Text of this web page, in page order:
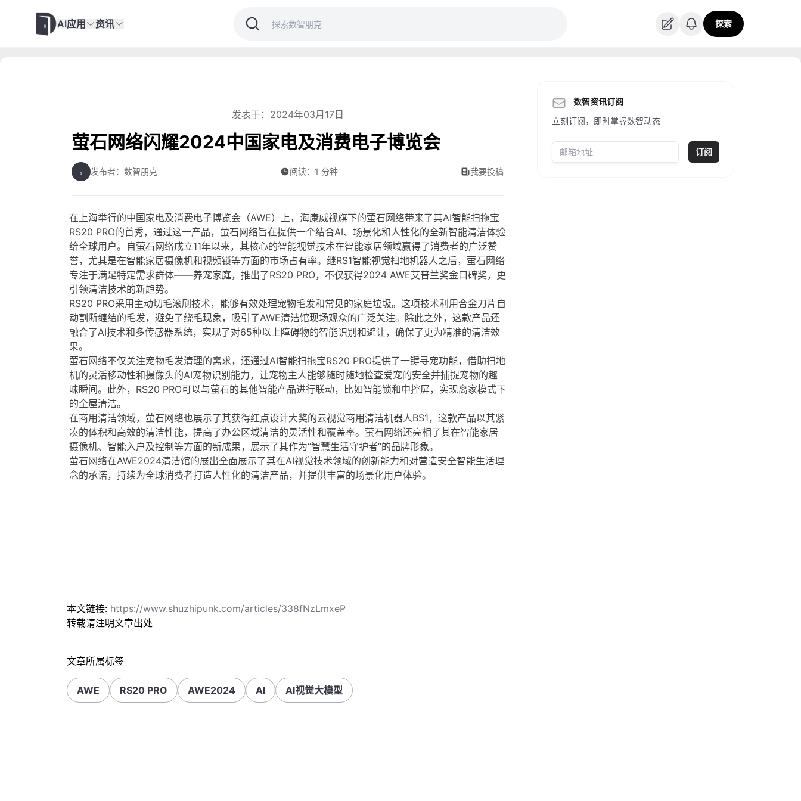
AI应用 资讯 探索
发表于：2024年03月17日
萤石网络闪耀2024中国家电及消费电子博览会
发布者：数智朋克 阅读：1 分钟 我要投稿
在上海举行的中国家电及消费电子博览会（AWE）上，海康威视旗下的萤石网络带来了其AI智能扫拖宝
RS20 PRO的首秀，通过这一产品，萤石网络旨在提供一个结合AI、场景化和人性化的全新智能清洁体验
给全球用户。自萤石网络成立11年以来，其核心的智能视觉技术在智能家居领域赢得了消费者的广泛赞
誉，尤其是在智能家居摄像机和视频锁等方面的市场占有率。继RS1智能视觉扫地机器人之后，萤石网络
专注于满足特定需求群体——养宠家庭，推出了RS20 PRO，不仅获得2024 AWE艾普兰奖金口碑奖，更
引领清洁技术的新趋势。
RS20 PRO采用主动切毛滚刷技术，能够有效处理宠物毛发和常见的家庭垃圾。这项技术利用合金刀片自
动割断缠结的毛发，避免了绕毛现象，吸引了AWE清洁馆现场观众的广泛关注。除此之外，这款产品还
融合了AI技术和多传感器系统，实现了对65种以上障碍物的智能识别和避让，确保了更为精准的清洁效
果。
萤石网络不仅关注宠物毛发清理的需求，还通过AI智能扫拖宝RS20 PRO提供了一键寻宠功能，借助扫地
机的灵活移动性和摄像头的AI宠物识别能力，让宠物主人能够随时随地检查爱宠的安全并捕捉宠物的趣
味瞬间。此外，RS20 PRO可以与萤石的其他智能产品进行联动，比如智能锁和中控屏，实现离家模式下
的全屋清洁。
在商用清洁领域，萤石网络也展示了其获得红点设计大奖的云视觉商用清洁机器人BS1，这款产品以其紧
凑的体积和高效的清洁性能，提高了办公区域清洁的灵活性和覆盖率。萤石网络还亮相了其在智能家居
摄像机、智能入户及控制等方面的新成果，展示了其作为“智慧生活守护者”的品牌形象。
萤石网络在AWE2024清洁馆的展出全面展示了其在AI视觉技术领域的创新能力和对营造安全智能生活理
念的承诺，持续为全球消费者打造人性化的清洁产品，并提供丰富的场景化用户体验。
数智资讯订阅
立刻订阅，即时掌握数智动态
订阅
本文链接: https://www.shuzhipunk.com/articles/338fNzLmxeP
转载请注明文章出处
文章所属标签
AWE RS20 PRO AWE2024 AI AI视觉大模型